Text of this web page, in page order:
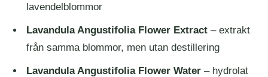
lavendelblommor
Lavandula Angustifolia Flower Extract– extrakt
från samma blommor, men utan destillering
Lavandula Angustifolia Flower Water– hydrolat